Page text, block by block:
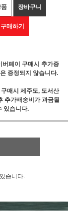
장바구니
구매하기
버페이 구매시 추가증
증정되지 않습니다.
매시 제주도, 도서산
추가배송비가 과금될
있습니다.
습니다.